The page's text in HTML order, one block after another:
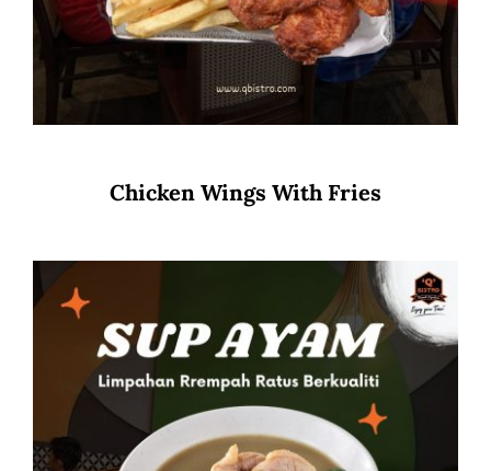
Chicken Wings With Fries